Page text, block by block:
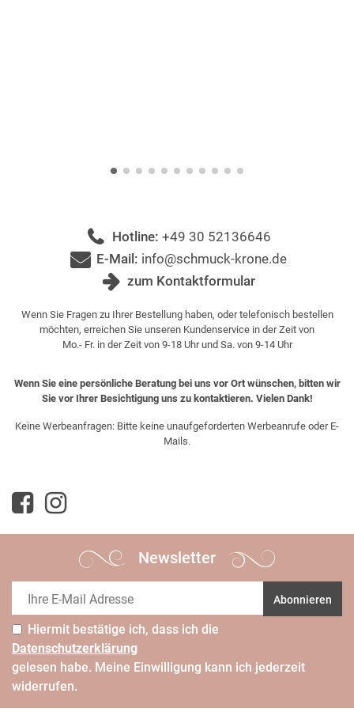
Hotline: +49 30 52136646
E-Mail: info@schmuck-krone.de
zum Kontaktformular
Wenn Sie Fragen zu Ihrer Bestellung haben, oder telefonisch bestellen
möchten, erreichen Sie unseren Kundenservice in der Zeit von
Mo.- Fr. in der Zeit von 9-18 Uhr und Sa. von 9-14 Uhr
Wenn Sie eine persönliche Beratung bei uns vor Ort wünschen, bitten wir
Sie vor Ihrer Besichtigung uns zu kontaktieren. Vielen Dank!
Keine Werbeanfragen: Bitte keine unaufgeforderten Werbeanrufe oder E-
Mails.
Newsletter
Abonnieren
Hiermit bestätige ich, dass ich die
Daten­schutz­erklärung
gelesen habe. Meine Einwilligung kann ich jederzeit
widerrufen.